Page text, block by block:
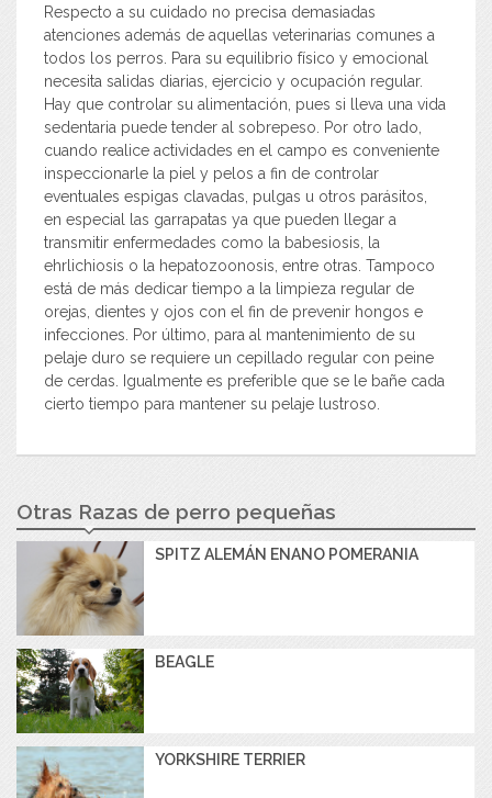
Respecto a su cuidado no precisa demasiadas
atenciones además de aquellas veterinarias comunes a
todos los perros. Para su equilibrio físico y emocional
necesita salidas diarias, ejercicio y ocupación regular.
Hay que controlar su alimentación, pues si lleva una vida
sedentaria puede tender al sobrepeso. Por otro lado,
cuando realice actividades en el campo es conveniente
inspeccionarle la piel y pelos a fin de controlar
eventuales espigas clavadas, pulgas u otros parásitos,
en especial las garrapatas ya que pueden llegar a
transmitir enfermedades como la babesiosis, la
ehrlichiosis o la hepatozoonosis, entre otras. Tampoco
está de más dedicar tiempo a la limpieza regular de
orejas, dientes y ojos con el fin de prevenir hongos e
infecciones. Por último, para al mantenimiento de su
pelaje duro se requiere un cepillado regular con peine
de cerdas. Igualmente es preferible que se le bañe cada
cierto tiempo para mantener su pelaje lustroso.
Otras Razas de perro pequeñas
SPITZ ALEMÁN ENANO POMERANIA
BEAGLE
YORKSHIRE TERRIER